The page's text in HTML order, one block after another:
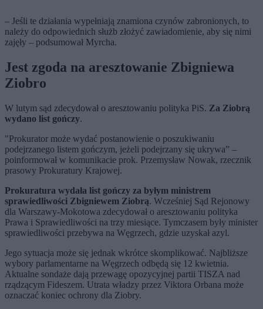
– Jeśli te działania wypełniają znamiona czynów zabronionych, to
należy do odpowiednich służb złożyć zawiadomienie, aby się nimi
zajęły – podsumował Myrcha.
Jest zgoda na aresztowanie Zbigniewa
Ziobro
W lutym sąd zdecydował o aresztowaniu polityka PiS. Za Ziobrą
wydano list gończy.
"Prokurator może wydać postanowienie o poszukiwaniu
podejrzanego listem gończym, jeżeli podejrzany się ukrywa” –
poinformował w komunikacie prok. Przemysław Nowak, rzecznik
prasowy Prokuratury Krajowej.
Prokuratura wydała list gończy za byłym ministrem
sprawiedliwości Zbigniewem Ziobrą. Wcześniej Sąd Rejonowy
dla Warszawy-Mokotowa zdecydował o aresztowaniu polityka
Prawa i Sprawiedliwości na trzy miesiące. Tymczasem były minister
sprawiedliwości przebywa na Węgrzech, gdzie uzyskał azyl.
Jego sytuacja może się jednak wkrótce skomplikować. Najbliższe
wybory parlamentarne na Węgrzech odbędą się 12 kwietnia.
Aktualne sondaże dają przewagę opozycyjnej partii TISZA nad
rządzącym Fideszem. Utrata władzy przez Viktora Orbana może
oznaczać koniec ochrony dla Ziobry.